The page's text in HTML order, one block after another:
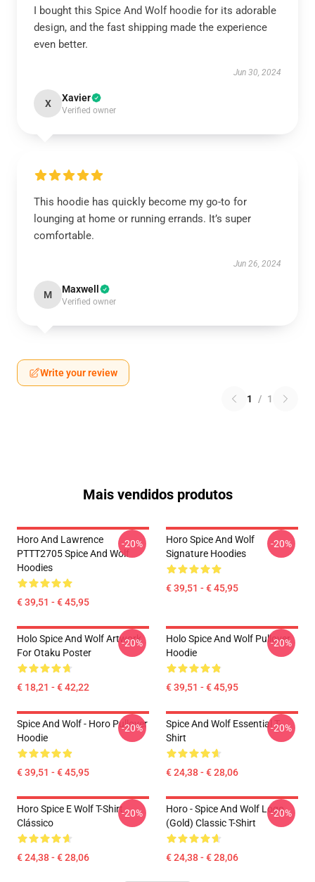
I bought this Spice And Wolf hoodie for its adorable
design, and the fast shipping made the experience
even better.
Jun 30, 2024
X Xavier
Verified owner
This hoodie has quickly become my go-to for
lounging at home or running errands. It’s super
comfortable.
Jun 26, 2024
M Maxwell
Verified owner
Write your review
1 / 1
Mais vendidos produtos
Horo And Lawrence
PTTT2705 Spice And Wolf
Hoodies
€ 39,51 - € 45,95
-20%
Horo Spice And Wolf
Signature Hoodies
€ 39,51 - € 45,95
-20%
Holo Spice And Wolf Artwork
For Otaku Poster
€ 18,21 - € 42,22
-20%
Holo Spice And Wolf Pullover
Hoodie
€ 39,51 - € 45,95
-20%
Spice And Wolf - Horo Pullover
Hoodie
€ 39,51 - € 45,95
-20%
Spice And Wolf Essential T-
Shirt
€ 24,38 - € 28,06
-20%
Horo Spice E Wolf T-Shirt
Clássico
€ 24,38 - € 28,06
-20%
Horo - Spice And Wolf Logo
(Gold) Classic T-Shirt
€ 24,38 - € 28,06
-20%